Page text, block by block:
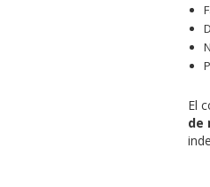
El
de